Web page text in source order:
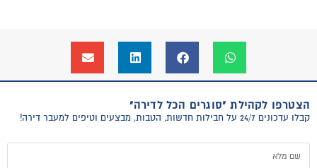
הצטרפו לקהילת "סוגרים הכל לדירה"
קבלו עדכונים 24/7 על חבילות חדשות, הטבות, מבצעים וטיפים למעבר דירה!